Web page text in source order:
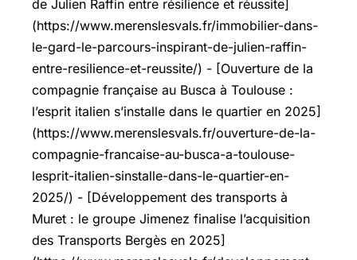
de Julien Raffin entre résilience et réussite]
(https://www.merenslesvals.fr/immobilier-dans-
le-gard-le-parcours-inspirant-de-julien-raffin-
entre-resilience-et-reussite/) - [Ouverture de la
compagnie française au Busca à Toulouse :
l’esprit italien s’installe dans le quartier en 2025]
(https://www.merenslesvals.fr/ouverture-de-la-
compagnie-francaise-au-busca-a-toulouse-
lesprit-italien-sinstalle-dans-le-quartier-en-
2025/) - [Développement des transports à
Muret : le groupe Jimenez finalise l’acquisition
des Transports Bergès en 2025]